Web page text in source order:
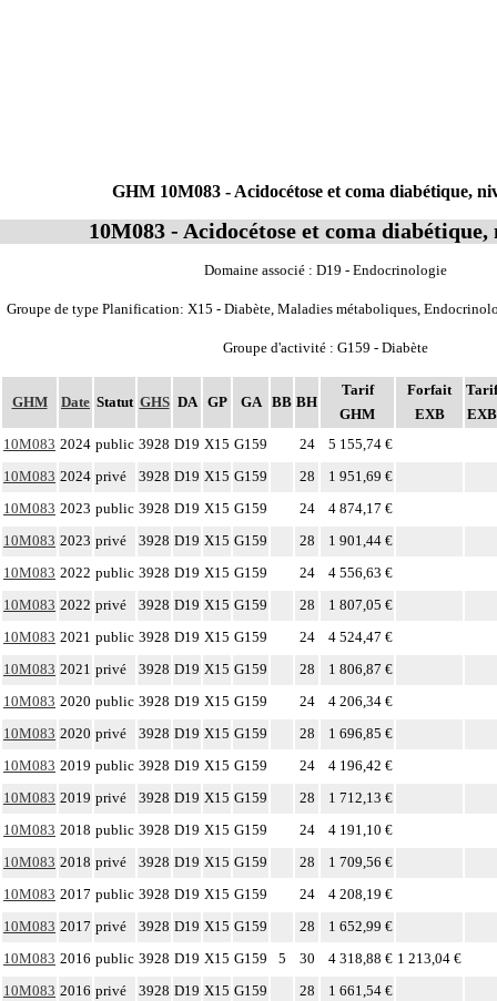
GHM Date Statut GHS DA GP GA BB BH
Tarif
GHM
Forfait
EXB
Tarif
EXB
10M083 2024 public 3928 D19 X15 G159 24
5 155,74 €
10M083 2024 privé 3928 D19 X15 G159 28
1 951,69 €
10M083 2023 public 3928 D19 X15 G159 24
4 874,17 €
10M083 2023 privé 3928 D19 X15 G159 28
1 901,44 €
10M083 2022 public 3928 D19 X15 G159 24
4 556,63 €
10M083 2022 privé 3928 D19 X15 G159 28
1 807,05 €
10M083 2021 public 3928 D19 X15 G159 24
4 524,47 €
10M083 2021 privé 3928 D19 X15 G159 28
1 806,87 €
10M083 2020 public 3928 D19 X15 G159 24
4 206,34 €
10M083 2020 privé 3928 D19 X15 G159 28
1 696,85 €
10M083 2019 public 3928 D19 X15 G159 24
4 196,42 €
10M083 2019 privé 3928 D19 X15 G159 28
1 712,13 €
10M083 2018 public 3928 D19 X15 G159 24
4 191,10 €
10M083 2018 privé 3928 D19 X15 G159 28
1 709,56 €
10M083 2017 public 3928 D19 X15 G159 24
4 208,19 €
10M083 2017 privé 3928 D19 X15 G159 28
1 652,99 €
10M083 2016 public 3928 D19 X15 G159 5 30 4 318,88 € 1 213,04 €
10M083 2016 privé 3928 D19 X15 G159 28
1 661,54 €
GHM 10M083 - Acidocétose et coma diabétique,
10M083 - Acidocétose et coma diabétique,
Domaine associé : D19 - Endocrinologie
Groupe de type Planification: X15 - Diabète, Maladies métaboliques,
Groupe d'activité : G159 - Diabète